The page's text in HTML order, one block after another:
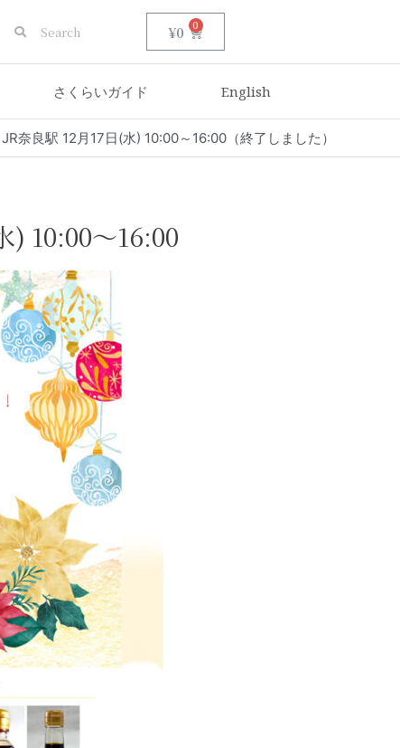
¥0 0
さくらいガイド English
奈良駅 12月17日(水) 10:00～16:00（終了しました）
) 10:00～16:00